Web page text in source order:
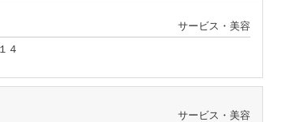
サービス・美容
４
サービス・美容